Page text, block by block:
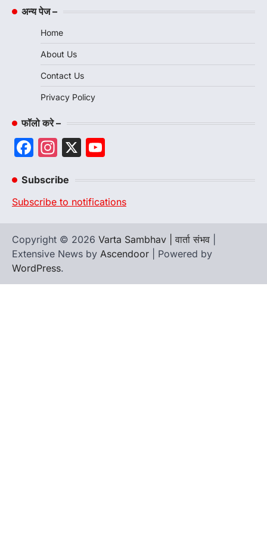
अन्य पेज –
Home
About Us
Contact Us
Privacy Policy
फॉलो करे –
Facebook
Instagram
X
Subscribe
Subscribe to notifications
Copyright © 2026 Varta Sambhav | वार्ता संभव
Extensive News by Ascendoor | Powered by
WordPress.